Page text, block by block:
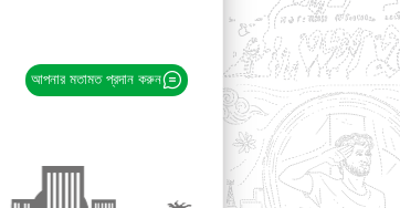
আপনার মতামত প্রদান করুন